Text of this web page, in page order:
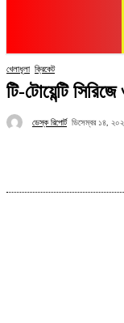
খেলাধূলা ক্রিকেট
টি-টোয়েন্টি
ডেস্ক রিপোর্ট ডিসেম্বর ১৪,